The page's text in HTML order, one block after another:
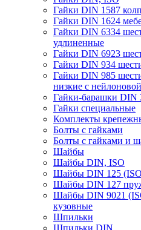
Гайки DIN 1587
Гайки DIN 1624
Гайки DIN 6334
удлиненные
Гайки DIN 6923
Гайки DIN 934
Гайки DIN 985
низкие с
Гайки-барашки DIN
Гайки специальные
Комплекты
Болты с гайками
Болты с гайками и
Шайбы
Шайбы DIN, ISO
Шайбы DIN 125 (ISO
Шайбы DIN 127
Шайбы DIN 9021
кузовные
Шпильки
Шпильки DIN